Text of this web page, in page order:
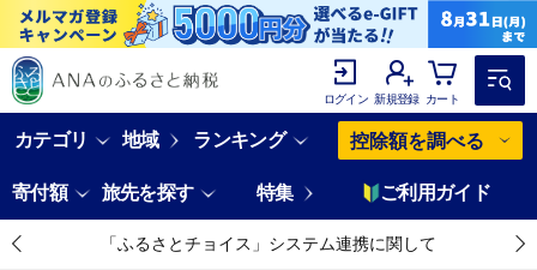
ログイン 新規登録 カート
カテゴリ 地域 ランキング 控除額を調べる
寄付額 旅先を探す 特集 ご利用ガイド
「ふるさとチョイス」システム連携に関して